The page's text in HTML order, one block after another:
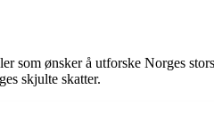
som ønsker å utforske Norges
skjulte skatter.